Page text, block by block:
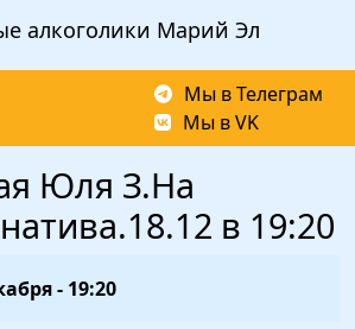
содержанию
алкоголики Марий Эл
Мы в Телеграм
Мы в VK
Юля З.На
в 19:20
- 19:20